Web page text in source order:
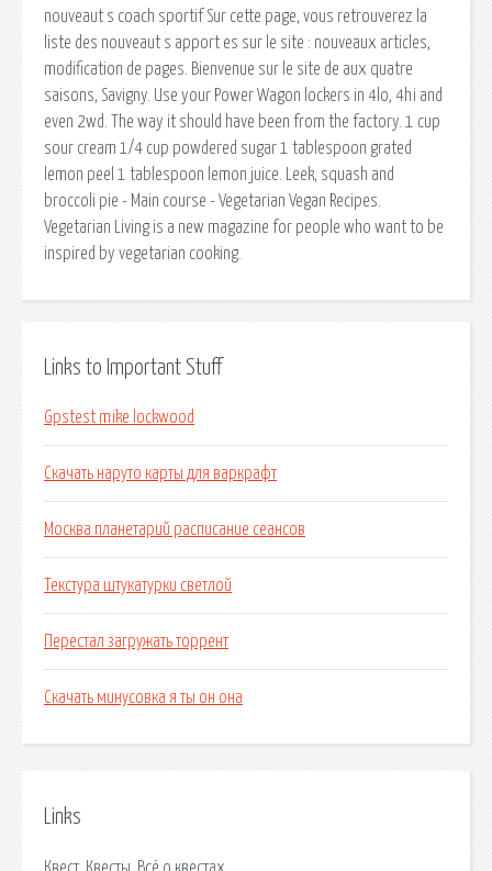
nouveaut s coach sportif Sur cette page, vous retrouverez la
liste des nouveaut s apport es sur le site : nouveaux articles,
modification de pages. Bienvenue sur le site de aux quatre
saisons, Savigny. Use your Power Wagon lockers in 4lo, 4hi and
even 2wd. The way it should have been from the factory. 1 cup
sour cream 1/4 cup powdered sugar 1 tablespoon grated
lemon peel 1 tablespoon lemon juice. Leek, squash and
broccoli pie - Main course - Vegetarian Vegan Recipes.
Vegetarian Living is a new magazine for people who want to be
inspired by vegetarian cooking.
Links to Important Stuff
Gpstest mike lockwood
Скачать наруто карты для варкрафт
Москва планетарий расписание сеансов
Текстура штукатурки светлой
Перестал загружать торрент
Скачать минусовка я ты он она
Links